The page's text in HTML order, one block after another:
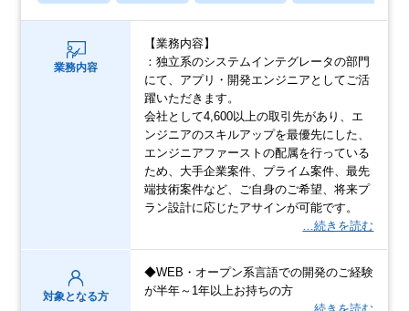
業務内容
【業務内容】
：独立系のシステムインテグレータの部門
にて、アプリ・開発エンジニアとしてご活
躍いただきます。
会社として4,600以上の取引先があり、エ
ンジニアのスキルアップを最優先にした、
エンジニアファーストの配属を行っている
ため、大手企業案件、プライム案件、最先
端技術案件など、ご自身のご希望、将来プ
ラン設計に応じたアサインが可能です。
…続きを読む
対象となる方
◆WEB・オープン系言語での開発のご経験
が半年～1年以上お持ちの方